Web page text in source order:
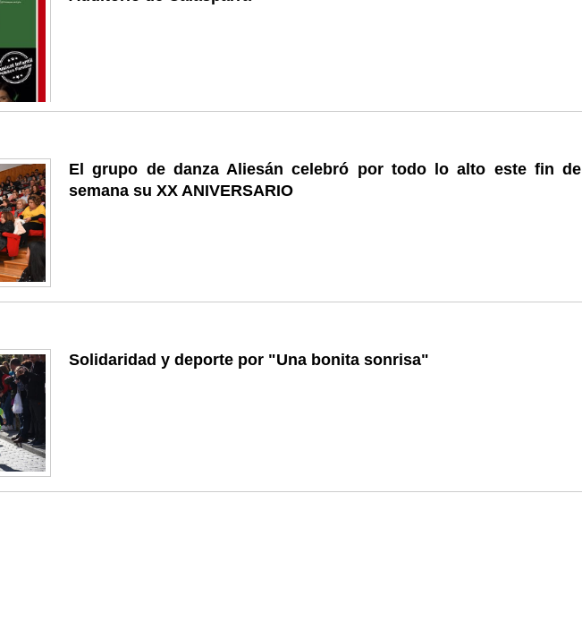
El grupo de danza Aliesán celebró por todo lo alto este fin de
semana su XX ANIVERSARIO
Solidaridad y deporte por "Una bonita sonrisa"